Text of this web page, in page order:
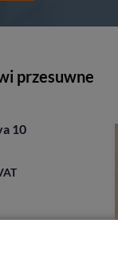
przesuwne
10